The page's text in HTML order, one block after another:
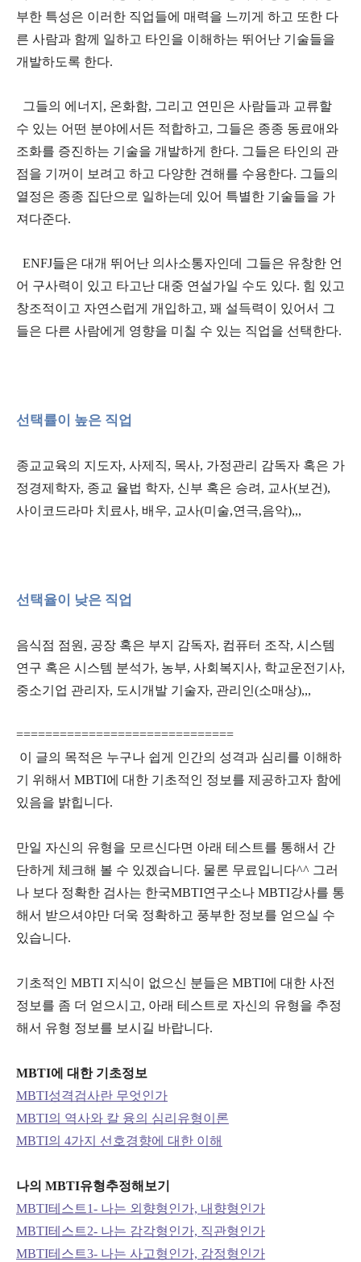
부한 특성은 이러한 직업들에 매력을 느끼게 하고 또한 다
른 사람과 함께 일하고 타인을 이해하는 뛰어난 기술들을
개발하도록 한다.
그들의 에너지, 온화함, 그리고 연민은 사람들과 교류할
수 있는 어떤 분야에서든 적합하고, 그들은 종종 동료애와
조화를 증진하는 기술을 개발하게 한다. 그들은 타인의 관
점을 기꺼이 보려고 하고 다양한 견해를 수용한다. 그들의
열정은 종종 집단으로 일하는데 있어 특별한 기술들을 가
져다준다.
ENFJ들은 대개 뛰어난 의사소통자인데 그들은 유창한 언
어 구사력이 있고 타고난 대중 연설가일 수도 있다. 힘 있고
창조적이고 자연스럽게 개입하고, 꽤 설득력이 있어서 그
들은 다른 사람에게 영향을 미칠 수 있는 직업을 선택한다.
선택률이 높은 직업
종교교육의 지도자, 사제직, 목사, 가정관리 감독자 혹은 가
정경제학자, 종교 율법 학자, 신부 혹은 승려, 교사(보건),
사이코드라마 치료사, 배우, 교사(미술,연극,음악),,,
선택율이 낮은 직업
음식점 점원, 공장 혹은 부지 감독자, 컴퓨터 조작, 시스템
연구 혹은 시스템 분석가, 농부, 사회복지사, 학교운전기사,
중소기업 관리자, 도시개발 기술자, 관리인(소매상),,,
==============================
이 글의 목적은 누구나 쉽게 인간의 성격과 심리를 이해하
기 위해서 MBTI에 대한 기초적인 정보를 제공하고자 함에
있음을 밝힙니다.
만일 자신의 유형을 모르신다면 아래 테스트를 통해서 간
단하게 체크해 볼 수 있겠습니다. 물론 무료입니다^^ 그러
나 보다 정확한 검사는 한국MBTI연구소나 MBTI강사를 통
해서 받으셔야만 더욱 정확하고 풍부한 정보를 얻으실 수
있습니다.
기초적인 MBTI 지식이 없으신 분들은 MBTI에 대한 사전
정보를 좀 더 얻으시고, 아래 테스트로 자신의 유형을 추정
해서 유형 정보를 보시길 바랍니다.
MBTI에 대한 기초정보
MBTI성격검사란 무엇인가
MBTI의 역사와 칼 융의 심리유형이론
MBTI의 4가지 선호경향에 대한 이해
나의 MBTI유형추정해보기
MBTI테스트1- 나는 외향형인가, 내향형인가
MBTI테스트2- 나는 감각형인가, 직관형인가
MBTI테스트3- 나는 사고형인가, 감정형인가